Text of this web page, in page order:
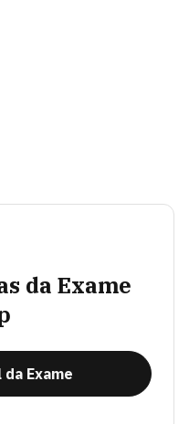
da Exame
Exame